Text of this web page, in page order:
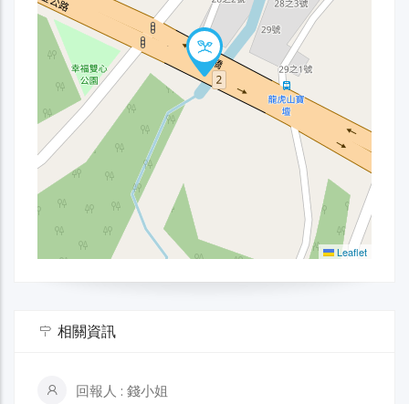
Leaflet
相關資訊
回報人 : 錢小姐